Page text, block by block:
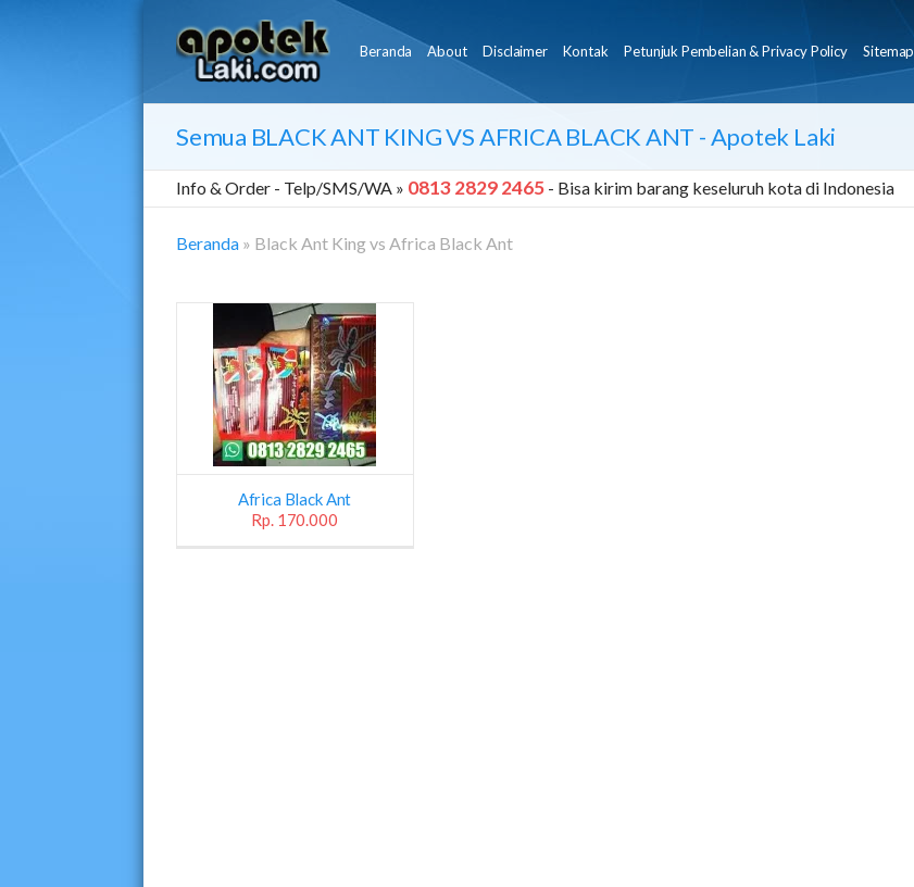
Beranda About Disclaimer Kontak Petunjuk Pembelian & Privacy Policy Sitemap
Semua BLACK ANT KING VS AFRICA BLACK ANT - Apotek Laki
Info & Order - Telp/SMS/WA » 0813 2829 2465 - Bisa kirim barang keseluruh kota di Indonesia
Beranda » Black Ant King vs Africa Black Ant
King
Africa
Black
Africa Black Ant
Rp. 170.000